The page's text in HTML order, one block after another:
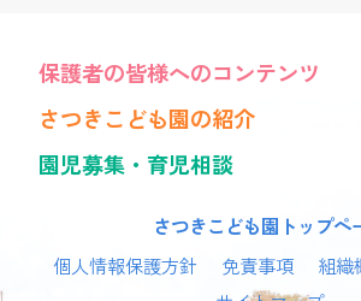
保護者の皆様へのコンテンツ
さつきこども園の紹介
園児募集・育児相談
さつきこども園トップペ
個人情報保護方針
免責事項 組織